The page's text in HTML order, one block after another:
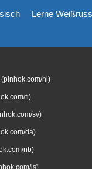
Lerne
nl)
fi)
sv)
da)
nb)
is)